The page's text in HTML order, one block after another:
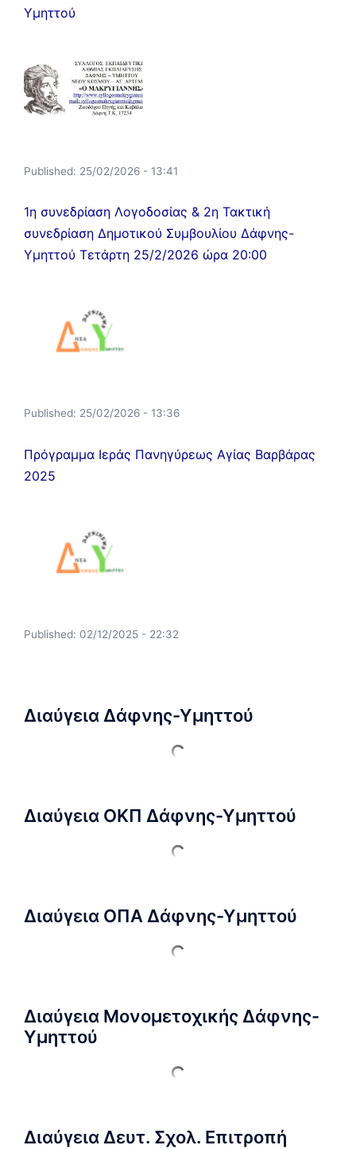
Υμηττού
Published: 25/02/2026 - 13:41
1η συνεδρίαση Λογοδοσίας & 2η Τακτική
συνεδρίαση Δημοτικού Συμβουλίου Δάφνης-
Υμηττού Τετάρτη 25/2/2026 ώρα 20:00
Published: 25/02/2026 - 13:36
Πρόγραμμα Ιεράς Πανηγύρεως Αγίας Βαρβάρας
2025
Published: 02/12/2025 - 22:32
Διαύγεια Δάφνης-Υμηττού
Διαύγεια ΟΚΠ Δάφνης-Υμηττού
Διαύγεια ΟΠΑ Δάφνης-Υμηττού
Διαύγεια Μονομετοχικής Δάφνης-
Υμηττού
Διαύγεια Δευτ. Σχολ. Επιτροπή